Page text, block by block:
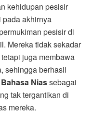
kehidupan pesisir
pada akhirnya
pesisir di
Mereka tidak sekadar
juga membawa
sehingga berhasil
Bahasa Niassebagai
tak tergantikan di
mereka.